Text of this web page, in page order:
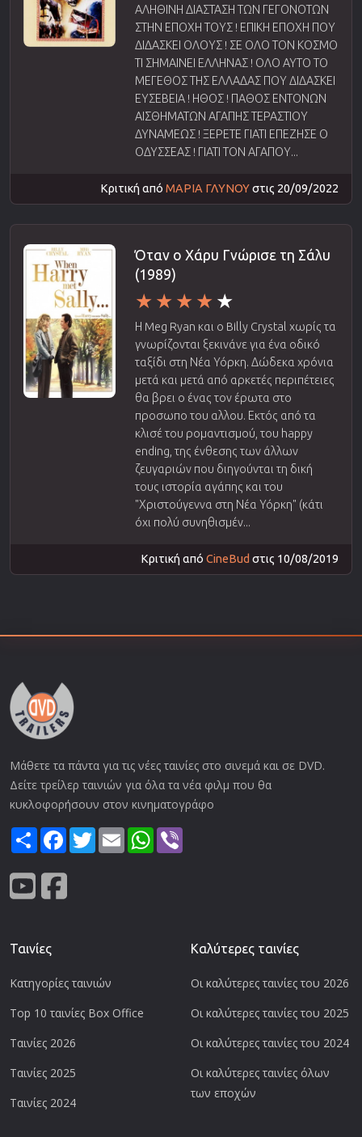
ΑΛΗΘΙΝΗ ΔΙΑΣΤΑΣΗ ΤΩΝ ΓΕΓΟΝΟΤΩΝ
ΣΤΗΝ ΕΠΟΧΗ ΤΟΥΣ ! ΕΠΙΚΗ ΕΠΟΧΗ ΠΟΥ
ΔΙΔΑΣΚΕΙ ΟΛΟΥΣ ! ΣΕ ΟΛΟ ΤΟΝ ΚΟΣΜΟ
ΤΙ ΣΗΜΑΙΝΕΙ ΕΛΛΗΝΑΣ ! ΟΛΟ ΑΥΤΟ ΤΟ
ΜΕΓΕΘΟΣ ΤΗΣ ΕΛΛΑΔΑΣ ΠΟΥ ΔΙΔΑΣΚΕΙ
ΕΥΣΕΒΕΙΑ ! ΗΘΟΣ ! ΠΑΘΟΣ ΕΝΤΟΝΩΝ
ΑΙΣΘΗΜΑΤΩΝ ΑΓΑΠΗΣ ΤΕΡΑΣΤΙΟΥ
ΔΥΝΑΜΕΩΣ ! ΞΕΡΕΤΕ ΓΙΑΤΙ ΕΠΕΖΗΣΕ Ο
ΟΔΥΣΣΕΑΣ ! ΓΙΑΤΙ ΤΟΝ ΑΓΑΠΟΥ...
Κριτική από ΜΑΡΙΑ ΓΛΥΝΟΥστις 20/09/2022
Όταν ο Χάρυ Γνώρισε τη Σάλυ
(1989)
Η Meg Ryan και ο Billy Crystal χωρίς τα
γνωρίζονται ξεκινάνε για ένα οδικό
ταξίδι στη Νέα Υόρκη. Δώδεκα χρόνια
μετά και μετά από αρκετές περιπέτειες
θα βρει ο ένας τον έρωτα στο
προσωπο του αλλου. Εκτός από τα
κλισέ του ρομαντισμού, του happy
ending, της ένθεσης των άλλων
ζευγαριών που διηγούνται τη δική
τους ιστορία αγάπης και του
"Χριστούγεννα στη Νέα Υόρκη" (κάτι
όχι πολύ συνηθισμέν...
Κριτική από CineBud στις 10/08/2019
Μάθετε τα πάντα για τις νέες ταινίες στο σινεμά και σε DVD.
Δείτε τρείλερ ταινιών για όλα τα νέα φιλμ που θα
κυκλοφορήσουν στον κινηματογράφο
ShareFacebook
TwitterEmail WhatsApp
Ταινίες
Κατηγορίες ταινιών
Top 10 ταινίες Box Office
Ταινίες 2026
Ταινίες 2025
Ταινίες 2024
Καλύτερες ταινίες
Οι καλύτερες ταινίες του 2026
Οι καλύτερες ταινίες του 2025
Οι καλύτερες ταινίες του 2024
Οι καλύτερες ταινίες όλων
των εποχών